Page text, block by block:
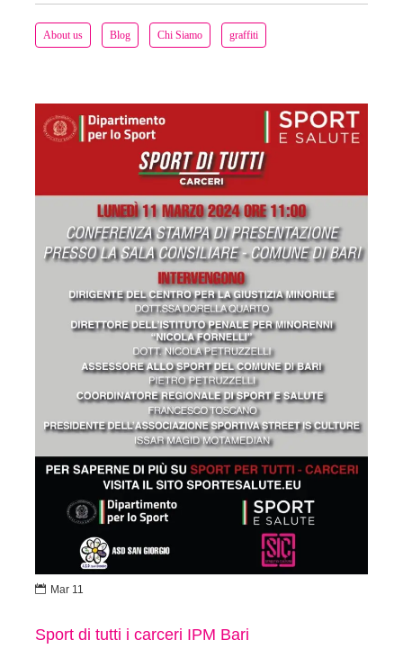
About us Blog Chi Siamo graffiti
Sport di tutti i carceri IPM Bari
 Mar 11